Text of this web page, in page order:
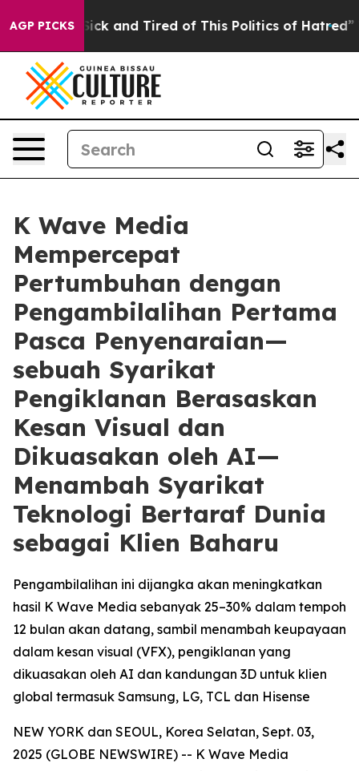
AGP PICKS
Sick and Tired of This Politics of Hatred” The
K Wave Media
Mempercepat
Pertumbuhan dengan
Pengambilalihan Pertama
Pasca Penyenaraian—
sebuah Syarikat
Pengiklanan Berasaskan
Kesan Visual dan
Dikuasakan oleh AI—
Menambah Syarikat
Teknologi Bertaraf Dunia
sebagai Klien Baharu
Pengambilalihan ini dijangka akan meningkatkan
hasil K Wave Media sebanyak 25–30% dalam tempoh
12 bulan akan datang, sambil menambah keupayaan
dalam kesan visual (VFX), pengiklanan yang
dikuasakan oleh AI dan kandungan 3D untuk klien
global termasuk Samsung, LG, TCL dan Hisense
NEW YORK dan SEOUL, Korea Selatan, Sept. 03,
2025 (GLOBE NEWSWIRE) -- K Wave Media